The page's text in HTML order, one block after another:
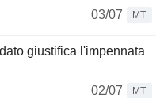
03/07
MT
giustifica l'impennata
02/07
MT